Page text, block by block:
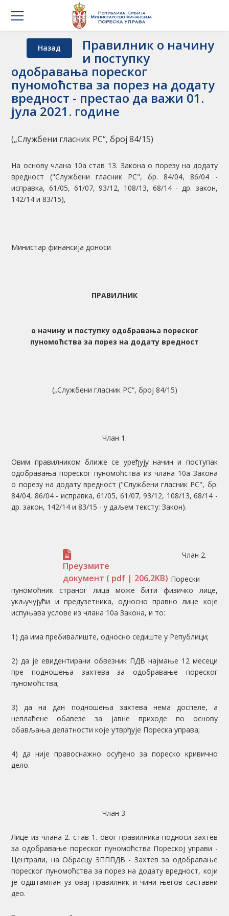
Назад Правилник о начину
и поступку
одобравања пореског
пуномоћства за порез на додату
вредност - престао да важи 01.
јула 2021. године
(„Службени гласник РС“, број 84/15)
На основу члана 10а став 13. Закона о порезу на додату
вредност ("Службени гласник РС", бр. 84/04, 86/04 -
исправка, 61/05, 61/07, 93/12, 108/13, 68/14 - др. закон,
142/14 и 83/15),
Министар финансија доноси
ПРАВИЛНИК
о начину и поступку одобравања пореског
пуномоћства за порез на додату вредност
(„Службени гласник РС“, број 84/15)
Члан 1.
Овим правилником ближе се уређују начин и поступак
одобравања пореског пуномоћства из члана 10а Закона
о порезу на додату вредност ("Службени гласник РС", бр.
84/04, 86/04 - исправка, 61/05, 61/07, 93/12, 108/13, 68/14 -
др. закон, 142/14 и 83/15 - у даљем тексту: Закон).
Преузмите
документ ( pdf | 206,2KB)
Члан 2.
Порески
пуномоћник страног лица може бити физичко лице,
укључујући и предузетника, односно правно лице које
испуњава услове из члана 10а Закона, и то:
1) да има пребивалиште, односно седиште у Републици;
2) да је евидентирани обвезник ПДВ најмање 12 месеци
пре подношења захтева за одобравање пореског
пуномоћства;
3) да на дан подношења захтева нема доспеле, а
неплаћене обавезе за јавне приходе по основу
обављања делатности које утврђује Пореска управа;
4) да није правоснажно осуђено за пореско кривично
дело.
Члан 3.
Лице из члана 2. став 1. овог правилника подноси захтев
за одобравање пореског пуномоћства Пореској управи -
Централи, на Обрасцу ЗПППДВ - Захтев за одобравање
пореског пуномоћства за порез на додату вредност, који
је одштампан уз овај правилник и чини његов саставни
део.